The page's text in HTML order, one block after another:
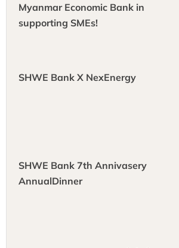
Myanmar Economic Bank in
supporting SMEs!
SHWE Bank X NexEnergy
SHWE Bank 7th Annivasery
AnnualDinner